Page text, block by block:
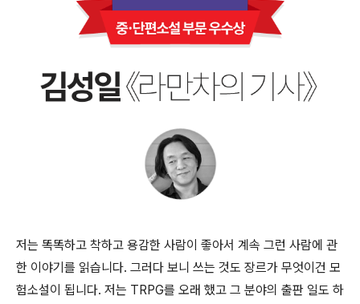
저는 똑똑하고 착하고 용감한 사람이 좋아서 계속 그런 사람에 관
한 이야기를 읽습니다. 그러다 보니 쓰는 것도 장르가 무엇이건 모
험소설이 됩니다. 저는 TRPG를 오래 했고 그 분야의 출판 일도 하